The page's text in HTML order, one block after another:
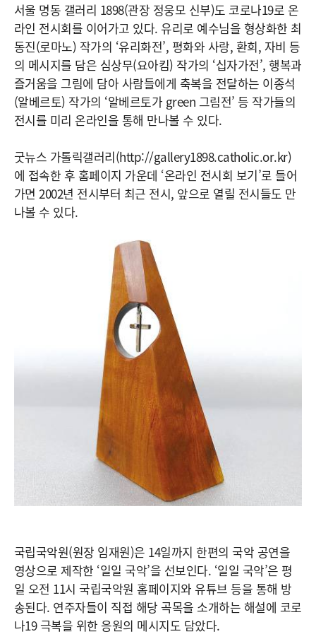
서울 명동 갤러리 1898(관장 정웅모 신부)도 코로나19로 온
라인 전시회를 이어가고 있다. 유리로 예수님을 형상화한 최
동진(로마노) 작가의 ‘유리화전’, 평화와 사랑, 환희, 자비 등
의 메시지를 담은 심상무(요아킴) 작가의 ‘십자가전’, 행복과
즐거움을 그림에 담아 사람들에게 축복을 전달하는 이종석
(알베르토) 작가의 ‘알베르토가 green 그림전’ 등 작가들의
전시를 미리 온라인을 통해 만나볼 수 있다.
굿뉴스 가톨릭갤러리(http://gallery1898.catholic.or.kr)
에 접속한 후 홈페이지 가운데 ‘온라인 전시회 보기’로 들어
가면 2002년 전시부터 최근 전시, 앞으로 열릴 전시들도 만
나볼 수 있다.
국립국악원(원장 임재원)은 14일까지 한편의 국악 공연을
영상으로 제작한 ‘일일 국악’을 선보인다. ‘일일 국악’은 평
일 오전 11시 국립국악원 홈페이지와 유튜브 등을 통해 방
송된다. 연주자들이 직접 해당 곡목을 소개하는 해설에 코로
나19 극복을 위한 응원의 메시지도 담았다.